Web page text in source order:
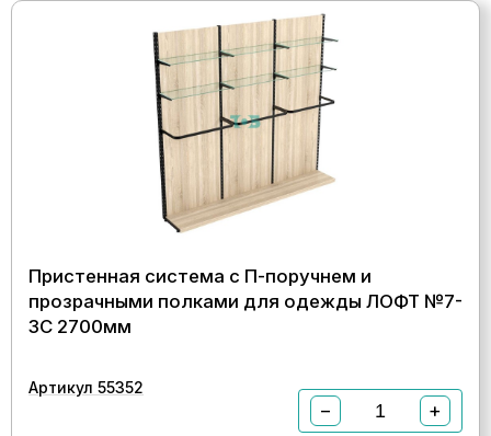
Пристенная система с П-поручнем и
прозрачными полками для одежды ЛОФТ №7-
ЗС 2700мм
Артикул 55352
− +